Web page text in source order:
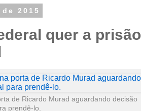
2015
quer a prisão
de Ricardo Murad aguardando decisão
prendê-lo.